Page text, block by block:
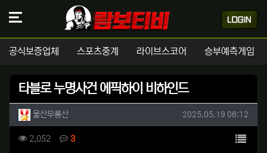
공식보증업체 스포츠중계 라이브스코어 승부예측게임
타블로 누명사건 에픽하이 비하인드
작성자 정보
울산무룡산작성 작성일
2025.05.19 06:12
컨텐츠 정보
2,052 조회 3댓글 목록